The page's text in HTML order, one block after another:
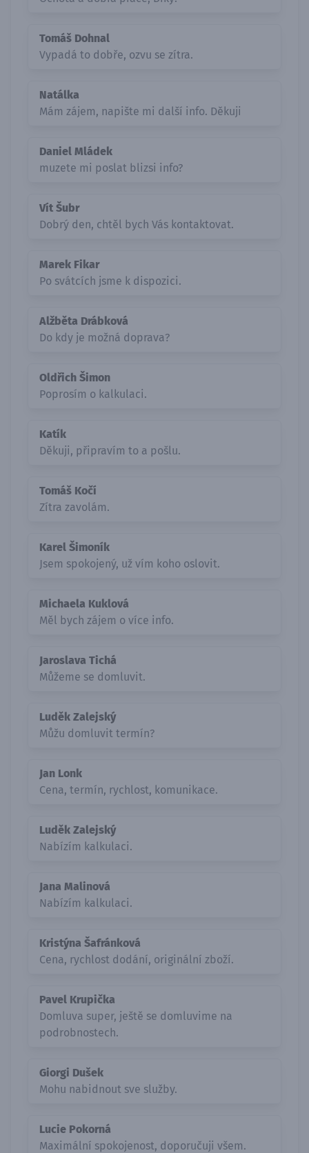
Tomáš Dohnal
Vypadá to dobře, ozvu se zítra.
Natálka
Mám zájem, napište mi další info. Děkuji
Daniel Mládek
muzete mi poslat blizsi info?
Vít Šubr
Dobrý den, chtěl bych Vás kontaktovat.
Marek Fikar
Po svátcích jsme k dispozici.
Alžběta Drábková
Do kdy je možná doprava?
Oldřich Šimon
Poprosím o kalkulaci.
Katík
Děkuji, připravím to a pošlu.
Tomáš Kočí
Zítra zavolám.
Karel Šimoník
Jsem spokojený, už vím koho oslovit.
Michaela Kuklová
Měl bych zájem o více info.
Jaroslava Tichá
Můžeme se domluvit.
Luděk Zalejský
Můžu domluvit termín?
Jan Lonk
Cena, termín, rychlost, komunikace.
Luděk Zalejský
Nabízím kalkulaci.
Jana Malinová
Nabízím kalkulaci.
Kristýna Šafránková
Cena, rychlost dodání, originální zboží.
Pavel Krupička
Domluva super, ještě se domluvime na
podrobnostech.
Giorgi Dušek
Mohu nabidnout sve služby.
Lucie Pokorná
Maximální spokojenost, doporučuji všem.